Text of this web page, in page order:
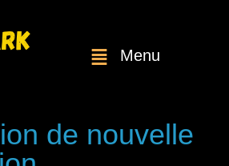
Menu
de nouvelle